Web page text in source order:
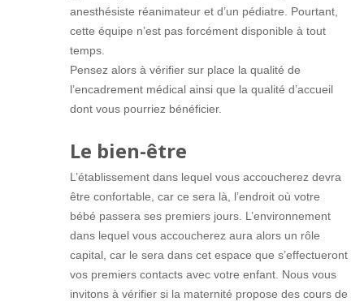
anesthésiste réanimateur et d’un pédiatre. Pourtant,
cette équipe n’est pas forcément disponible à tout
temps.
Pensez alors à vérifier sur place la qualité de
l’encadrement médical ainsi que la qualité d’accueil
dont vous pourriez bénéficier.
Le bien-être
L’établissement dans lequel vous accoucherez devra
être confortable, car ce sera là, l’endroit où votre
bébé passera ses premiers jours. L’environnement
dans lequel vous accoucherez aura alors un rôle
capital, car le sera dans cet espace que s’effectueront
vos premiers contacts avec votre enfant. Nous vous
invitons à vérifier si la maternité propose des cours de